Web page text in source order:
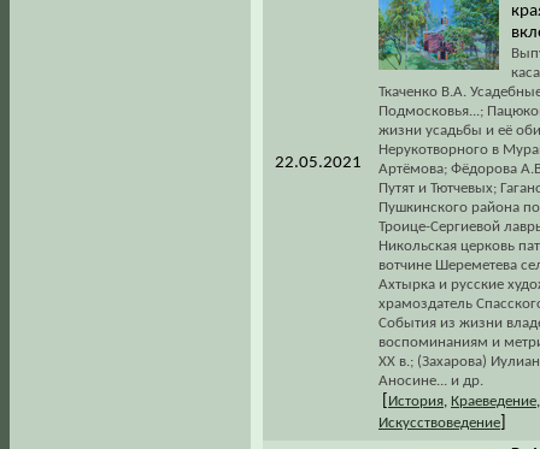
22.05.2021
Ткаченко В.А.
Подмосковья...;
жизни усадьбы и её
Нерукотворного в
Артёмова; Фёдорова
Путят и Тютчевых;
Пушкинского района
Троице-Сергиевой
Никольская церковь
вотчине Шереметева
Ахтырка и русские
храмоздатель
События из жизни
воспоминаниям и
XX в.; (Захарова)
Аносине... и др.
История Краеведение
Искусствоведение